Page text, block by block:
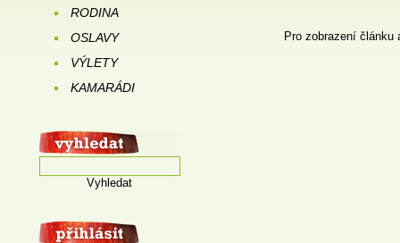
RODINA
OSLAVY
VÝLETY
KAMARÁDI
Vyhledat
Pro zobrazení článku